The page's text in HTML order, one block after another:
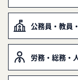
公務員・教員
労務・総務・